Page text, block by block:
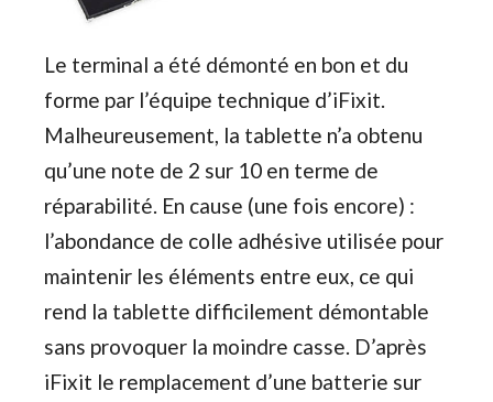
Le terminal a été démonté en bon et du
forme par l’équipe technique d’iFixit.
Malheureusement, la tablette n’a obtenu
qu’une note de 2 sur 10 en terme de
réparabilité. En cause (une fois encore) :
l’abondance de colle adhésive utilisée pour
maintenir les éléments entre eux, ce qui
rend la tablette difficilement démontable
sans provoquer la moindre casse. D’après
iFixit le remplacement d’une batterie sur